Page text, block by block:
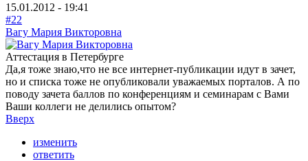
15.01.2012 - 19:41
#22
Вагу Мария Викторовна
Аттестация в Петербурге
Да,я тоже знаю,что не все интернет-публикации идут в зачет,
но и списка тоже не опубликовали уважаемых порталов. А по
поводу зачета баллов по конференциям и семинарам с Вами
Ваши коллеги не делились опытом?
Вверх
изменить
ответить